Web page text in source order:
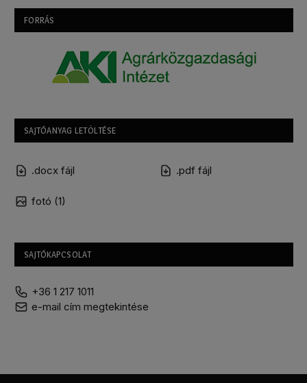
FORRÁS
SAJTÓANYAG LETÖLTÉSE
.docx fájl .pdf fájl
fotó (1)
SAJTÓKAPCSOLAT
+36 1 217 1011
e-mail cím megtekintése